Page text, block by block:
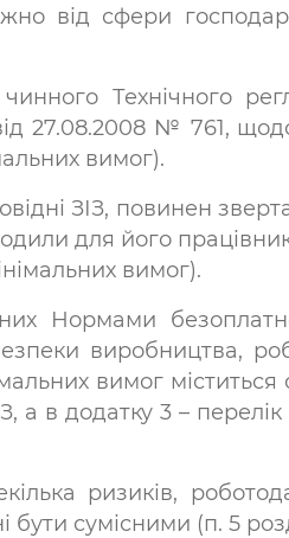
від сфери
Технічного
№ 761, щодо
вимог).
ЗІЗ, повинен
для його
вимог).
Нормами
виробництва,
вимог
а в додатку 3 –
ризиків,
бути сумісними (п. 5